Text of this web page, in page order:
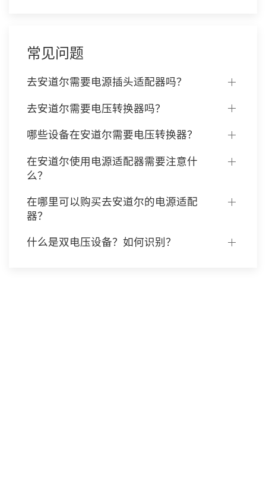
常见问题
去安道尔需要电源插头适配器吗？
去安道尔需要电压转换器吗？
哪些设备在安道尔需要电压转换器？
在安道尔使用电源适配器需要注意什
么？
在哪里可以购买去安道尔的电源适配
器？
什么是双电压设备？如何识别？